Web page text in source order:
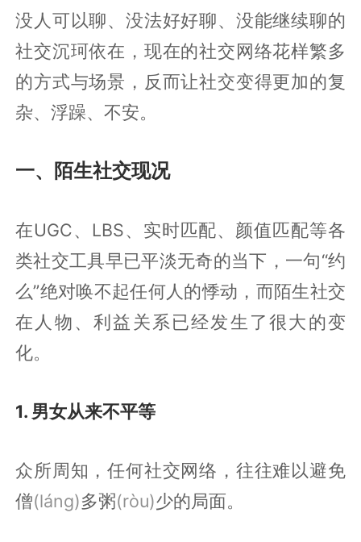
没人可以聊、没法好好聊、没能继续聊的
社交沉珂依在，现在的社交网络花样繁多
的方式与场景，反而让社交变得更加的复
杂、浮躁、不安。
一、陌生社交现况
在UGC、LBS、实时匹配、颜值匹配等各
类社交工具早已平淡无奇的当下，一句“约
么”绝对唤不起任何人的悸动，而陌生社交
在人物、利益关系已经发生了很大的变
化。
1. 男女从来不平等
众所周知，任何社交网络，往往难以避免
僧(láng)多粥(ròu)少的局面。